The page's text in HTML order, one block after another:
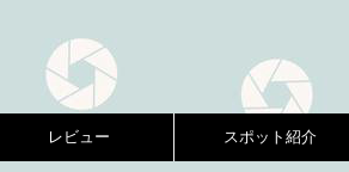
レビュー スポット紹介